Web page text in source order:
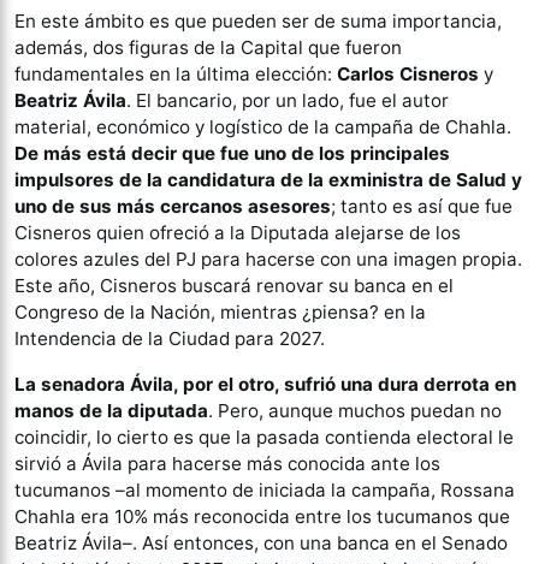
En este ámbito es que pueden ser de suma importancia,
además, dos figuras de la Capital que fueron
fundamentales en la última elección: Carlos Cisneros y
Beatriz Ávila. El bancario, por un lado, fue el autor
material, económico y logístico de la campaña de Chahla.
De más está decir que fue uno de los principales
impulsores de la candidatura de la exministra de Salud y
uno de sus más cercanos asesores; tanto es así que fue
Cisneros quien ofreció a la Diputada alejarse de los
colores azules del PJ para hacerse con una imagen propia.
Este año, Cisneros buscará renovar su banca en el
Congreso de la Nación, mientras ¿piensa? en la
Intendencia de la Ciudad para 2027.
La senadora Ávila, por el otro, sufrió una dura derrota en
manos de la diputada. Pero, aunque muchos puedan no
coincidir, lo cierto es que la pasada contienda electoral le
sirvió a Ávila para hacerse más conocida ante los
tucumanos –al momento de iniciada la campaña, Rossana
Chahla era 10% más reconocida entre los tucumanos que
Beatriz Ávila–. Así entonces, con una banca en el Senado